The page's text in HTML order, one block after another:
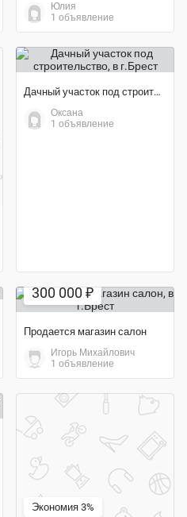
Юлия
1 объявление
Дачный участок под строительство
Оксана
1 объявление
300 000 ₽
Продается магазин салон
Игорь Михайлович
1 объявление
Экономия 3%